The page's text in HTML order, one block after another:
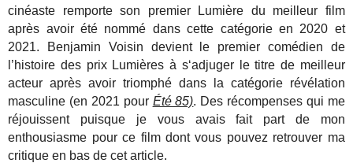
cinéaste remporte son premier Lumière du meilleur film
après avoir été nommé dans cette catégorie en 2020 et
2021. Benjamin Voisin devient le premier comédien de
l’histoire des prix Lumières à s‘adjuger le titre de meilleur
acteur après avoir triomphé dans la catégorie révélation
masculine (en 2021 pour Été 85). Des récompenses qui me
réjouissent puisque je vous avais fait part de mon
enthousiasme pour ce film dont vous pouvez retrouver ma
critique en bas de cet article.